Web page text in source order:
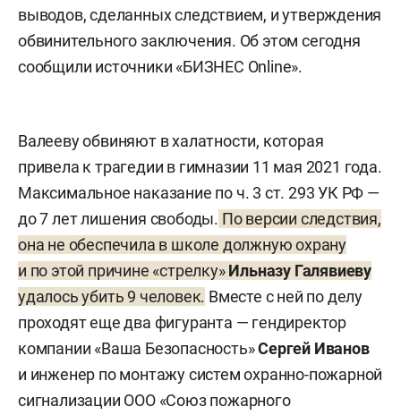
выводов, сделанных следствием, и утверждения
обвинительного заключения. Об этом сегодня
сообщили источники «БИЗНЕС Online».
Валееву обвиняют в халатности, которая
привела к трагедии в гимназии 11 мая 2021 года.
Максимальное наказание по ч. 3 ст. 293 УК РФ —
до 7 лет лишения свободы. По версии следствия,
она не обеспечила в школе должную охрану
и по этой причине «стрелку»Ильназу Галявиеву
удалось убить 9 человек. Вместе с ней по делу
проходят еще два фигуранта — гендиректор
компании «Ваша Безопасность»Сергей Иванов
и инженер по монтажу систем охранно-пожарной
сигнализации ООО «Союз пожарного